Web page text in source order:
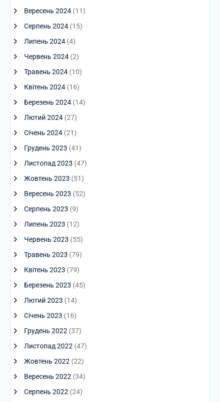
Вересень 2024(11)
Серпень 2024(15)
Липень 2024(4)
Червень 2024(2)
Травень 2024(10)
Квітень 2024(16)
Березень 2024(14)
Лютий 2024(27)
Січень 2024(21)
Грудень 2023 (41)
Листопад 2023 (47)
Жовтень 2023 (51)
Вересень 2023 (52)
Серпень 2023 (9)
Липень 2023 (12)
Червень 2023 (55)
Травень 2023 (79)
Квітень 2023 (79)
Березень 2023 (45)
Лютий 2023 (14)
Січень 2023 (16)
Грудень 2022 (37)
Листопад 2022 (47)
Жовтень 2022 (22)
Вересень 2022 (34)
Серпень 2022 (24)